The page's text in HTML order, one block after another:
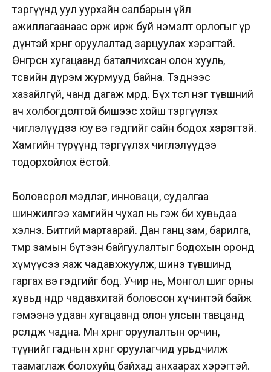
тэргүүнд уул уурхайн салбарын үйл
ажиллагаанаас орж ирж буй нэмэлт орлогыг үр
дүнтэй хөрөнгө оруулалтад зарцуулах хэрэгтэй.
Өнгөрсөн хугацаанд баталчихсан олон хууль,
төсвийн дүрэм журмууд байна. Тэднээс
хазайлгүй, чанд дагаж мөрд. Бүх төсөл нэг түвшний
ач холбогдолтой бишээс хойш тэргүүлэх
чиглэлүүдээ юу вэ гэдгийг сайн бодох хэрэгтэй.
Хамгийн түрүүнд тэргүүлэх чиглэлүүдээ
тодорхойлох ёстой.
Боловсрол мэдлэг, инноваци, судалгаа
шинжилгээ хамгийн чухал нь гэж би хувьдаа
хэлнэ. Битгий мартаарай. Дан ганц зам, барилга,
төмөр замын бүтээн байгуулалтыг бодохын оронд
хүмүүсээ яаж чадавхжуулж, шинэ түвшинд
гаргах вэ гэдгийг бод. Учир нь, Монгол шиг орны
хувьд өндөр чадавхитай боловсон хүчинтэй байж
гэмээнэ удаан хугацаанд олон улсын тавцанд
өрсөлдөж чадна. Мөн хөрөнгө оруулалтын орчин,
түүнийг гаднын хөрөнгө оруулагчид урьдчилж
таамаглаж болохуйц байхад анхаарах хэрэгтэй.